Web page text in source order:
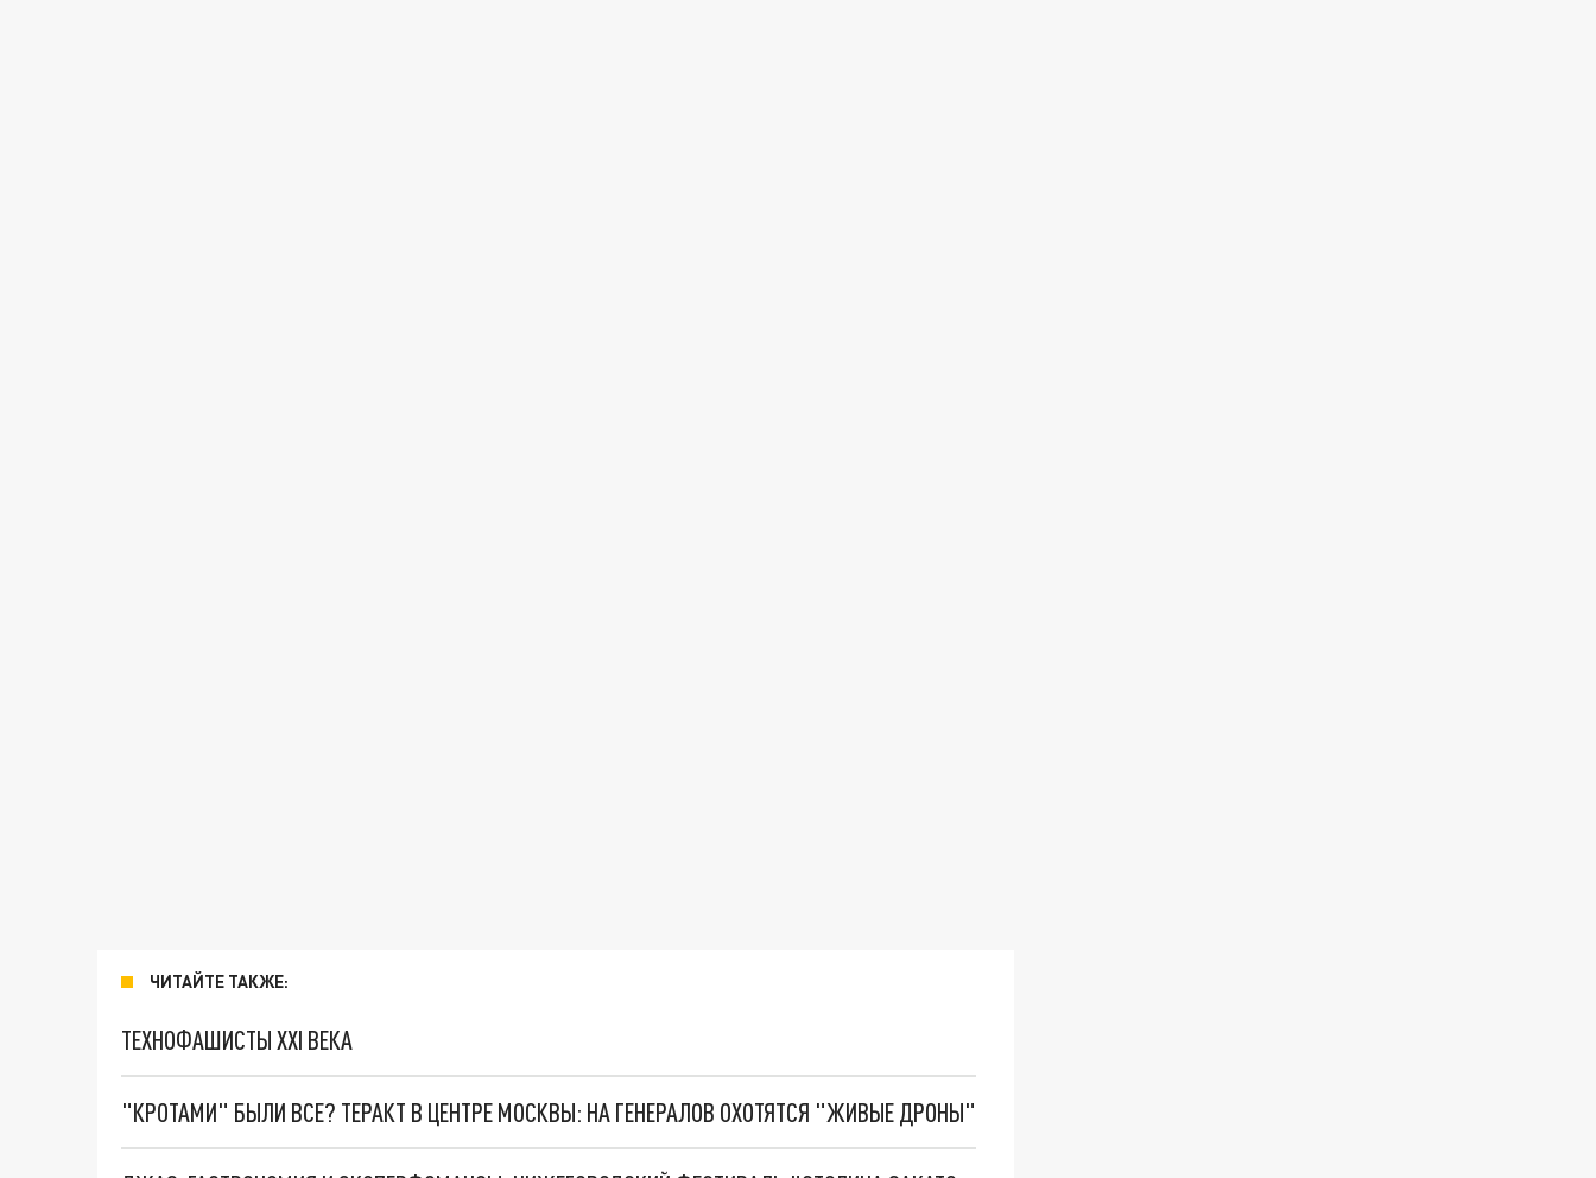
ЧИТАЙТЕ ТАКЖЕ:
ТЕХНОФАШИСТЫ XXI ВЕКА
"КРОТАМИ" БЫЛИ ВСЕ? ТЕРАКТ В ЦЕНТРЕ МОСКВЫ: НА ГЕНЕРАЛОВ ОХОТЯТСЯ "ЖИВЫЕ ДРОНЫ"